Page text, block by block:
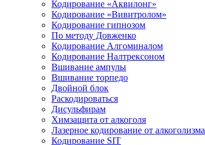
Кодирование «Аквилонг»
Кодирование «Вивитролом»
Кодирование гипнозом
По методу Довженко
Кодирование Алгоминалом
Кодирование Налтрексоном
Вшивание ампулы
Вшивание торпедо
Двойной блок
Раскодироваться
Дисульфирам
Химзащита от алкоголя
Лазерное кодирование от алкоголизма
Кодирование SIT